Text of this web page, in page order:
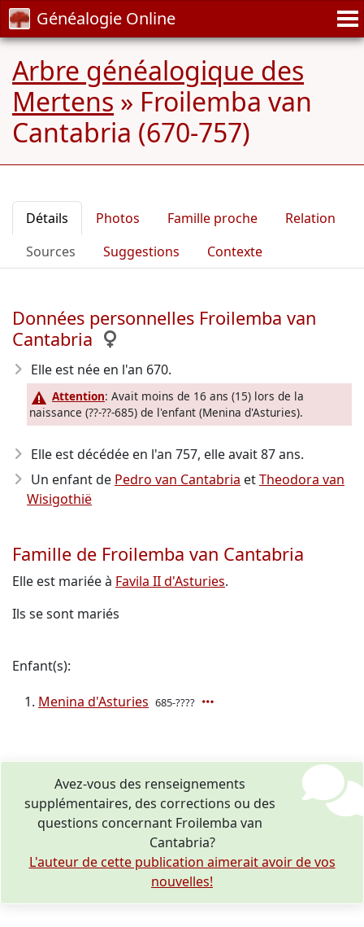
Généalogie Online
Arbre généalogique des
Mertens » Froilemba van
Cantabria (670-757)
Détails Photos Famille proche
Relation
Sources
Suggestions Contexte
Données personnelles Froilemba van
Cantabria
Elle est née en l'an 670.
Attention: Avait moins de 16 ans (15) lors de la
naissance (??-??-685) de l'enfant (Menina d'Asturies).
Elle est décédée en l'an 757, elle avait 87 ans.
Un enfant de Pedro van Cantabria etTheodora van
Wisigothië
Famille de Froilemba van Cantabria
Elle est mariée à Favila II d'Asturies.
Ils se sont mariés
Enfant(s):
Menina d'Asturies 685-????
Avez-vous des renseignements
supplémentaires, des corrections ou des
questions concernant Froilemba van
Cantabria?
L'auteur de cette publication aimerait avoir de vos
nouvelles!